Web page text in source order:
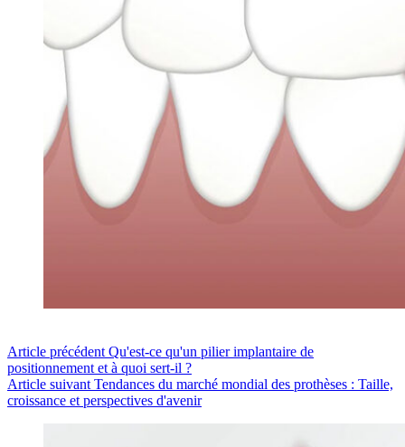
Article précédent Qu'est-ce qu'un pilier implantaire de
positionnement et à quoi sert-il ?
Article suivant Tendances du marché mondial des prothèses : Taille,
croissance et perspectives d'avenir